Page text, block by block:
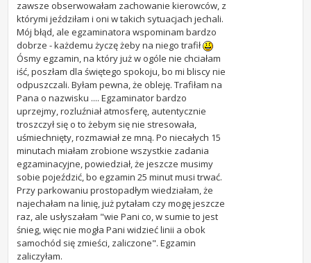
zawsze obserwowałam zachowanie kierowców, z
którymi jeździłam i oni w takich sytuacjach jechali.
Mój błąd, ale egzaminatora wspominam bardzo
dobrze - każdemu życzę żeby na niego trafił
Ósmy egzamin, na który już w ogóle nie chciałam
iść, poszłam dla świętego spokoju, bo mi bliscy nie
odpuszczali. Byłam pewna, że obleję. Trafiłam na
Pana o nazwisku .... Egzaminator bardzo
uprzejmy, rozluźniał atmosferę, autentycznie
troszczył się o to żebym się nie stresowała,
uśmiechnięty, rozmawiał ze mną. Po niecałych 15
minutach miałam zrobione wszystkie zadania
egzaminacyjne, powiedział, że jeszcze musimy
sobie pojeździć, bo egzamin 25 minut musi trwać.
Przy parkowaniu prostopadłym wiedziałam, że
najechałam na linię, już pytałam czy mogę jeszcze
raz, ale usłyszałam "wie Pani co, w sumie to jest
śnieg, więc nie mogła Pani widzieć linii a obok
samochód się zmieści, zaliczone". Egzamin
zaliczyłam.